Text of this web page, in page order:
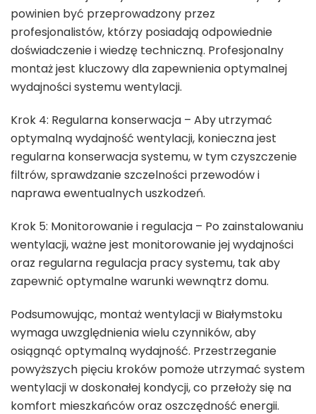
powinien być przeprowadzony przez
profesjonalistów, którzy posiadają odpowiednie
doświadczenie i wiedzę techniczną. Profesjonalny
montaż jest kluczowy dla zapewnienia optymalnej
wydajności systemu wentylacji.
Krok 4: Regularna konserwacja – Aby utrzymać
optymalną wydajność wentylacji, konieczna jest
regularna konserwacja systemu, w tym czyszczenie
filtrów, sprawdzanie szczelności przewodów i
naprawa ewentualnych uszkodzeń.
Krok 5: Monitorowanie i regulacja – Po zainstalowaniu
wentylacji, ważne jest monitorowanie jej wydajności
oraz regularna regulacja pracy systemu, tak aby
zapewnić optymalne warunki wewnątrz domu.
Podsumowując, montaż wentylacji w Białymstoku
wymaga uwzględnienia wielu czynników, aby
osiągnąć optymalną wydajność. Przestrzeganie
powyższych pięciu kroków pomoże utrzymać system
wentylacji w doskonałej kondycji, co przełoży się na
komfort mieszkańców oraz oszczędność energii.